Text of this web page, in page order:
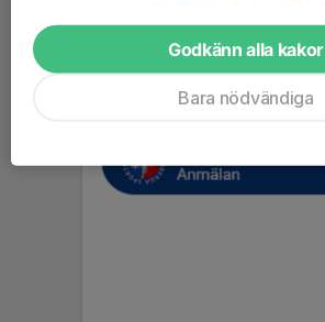
Godkänn alla kakor
Bara nödvändiga